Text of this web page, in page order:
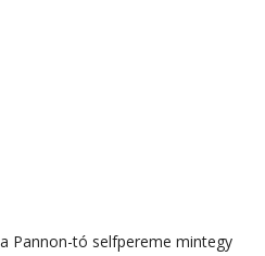
Pannon-tó selfpereme mintegy